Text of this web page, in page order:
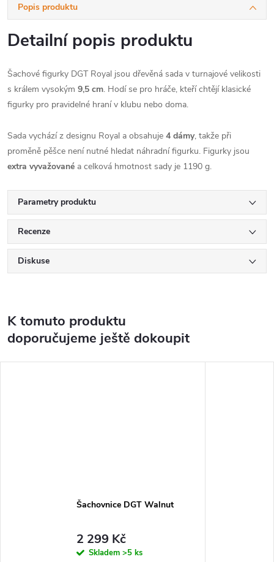
Popis produktu
Detailní popis produktu
Šachové figurky DGT Royal jsou dřevěná sada v turnajové velikosti
s králem vysokým 9,5 cm. Hodí se pro hráče, kteří chtějí klasické
figurky pro pravidelné hraní v klubu nebo doma.
Sada vychází z designu Royal a obsahuje 4 dámy, takže při
proměně pěšce není nutné hledat náhradní figurku. Figurky jsou
extra vyvažované a celková hmotnost sady je 1190 g.
Parametry produktu
Recenze
Diskuse
K tomuto produktu
doporučujeme ještě dokoupit
Šachovnice DGT Walnut
2 299 Kč
Skladem >5 ks